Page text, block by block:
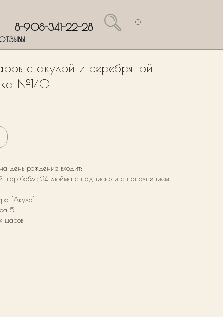
8-908-341-22-28 0
с акулой и серебряной
№140
день рождение входит:
шар-баблс 24 дюйма с надписью и с наполнением
"Акула"
5
шаров